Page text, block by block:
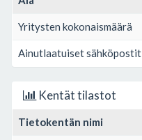
Yritysten kokonaismäärä
Ainutlaatuiset sähköpostit
Kentät tilastot
Tietokentän nimi